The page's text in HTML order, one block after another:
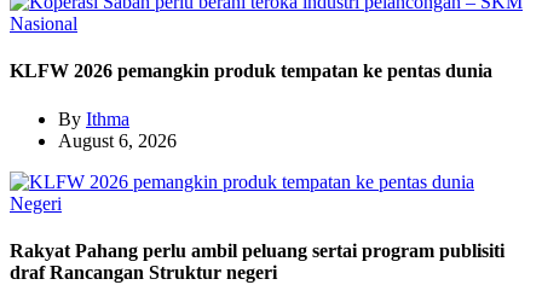
Nasional
KLFW 2026 pemangkin produk tempatan ke pentas dunia
By Ithma
August 6, 2026
Negeri
Rakyat Pahang perlu ambil peluang sertai program publisiti
draf Rancangan Struktur negeri